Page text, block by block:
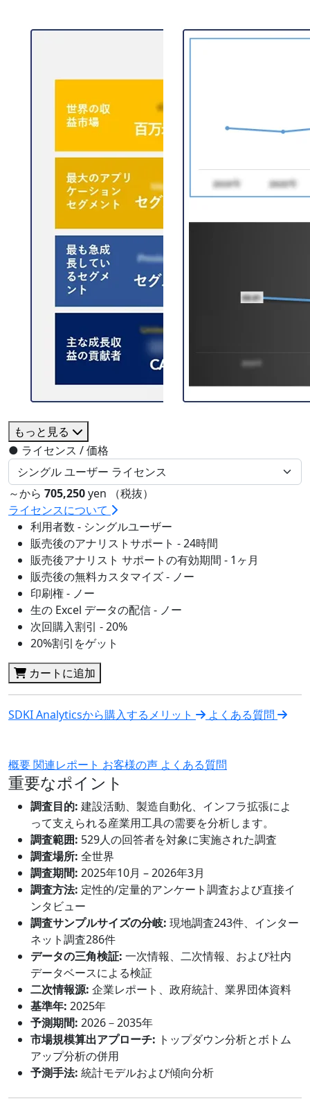
もっと見る
● ライセンス / 価格
～から 705,250yen （税抜）
ライセンスについて
利用者数 - シングルユーザー
販売後のアナリストサポート - 24時間
販売後アナリスト サポートの有効期間 - 1ヶ月
販売後の無料カスタマイズ - ノー
印刷権 - ノー
生の Excel データの配信 - ノー
次回購入割引 - 20%
20%割引をゲット
カートに追加
SDKI Analyticsから購入するメリット よくある質問
概要関連レポート お客様の声 よくある質問
重要なポイント
調査目的: 建設活動、製造自動化、インフラ拡張によ
って支えられる産業用工具の需要を分析します。
調査範囲: 529人の回答者を対象に実施された調査
調査場所: 全世界
調査期間: 2025年10月 – 2026年3月
調査方法: 定性的/定量的アンケート調査および直接イ
ンタビュー
調査サンプルサイズの分岐: 現地調査243件、インター
ネット調査286件
データの三角検証: 一次情報、二次情報、および社内
データベースによる検証
二次情報源: 企業レポート、政府統計、業界団体資料
基準年: 2025年
予測期間: 2026－2035年
市場規模算出アプローチ: トップダウン分析とボトム
アップ分析の併用
予測手法: 統計モデルおよび傾向分析